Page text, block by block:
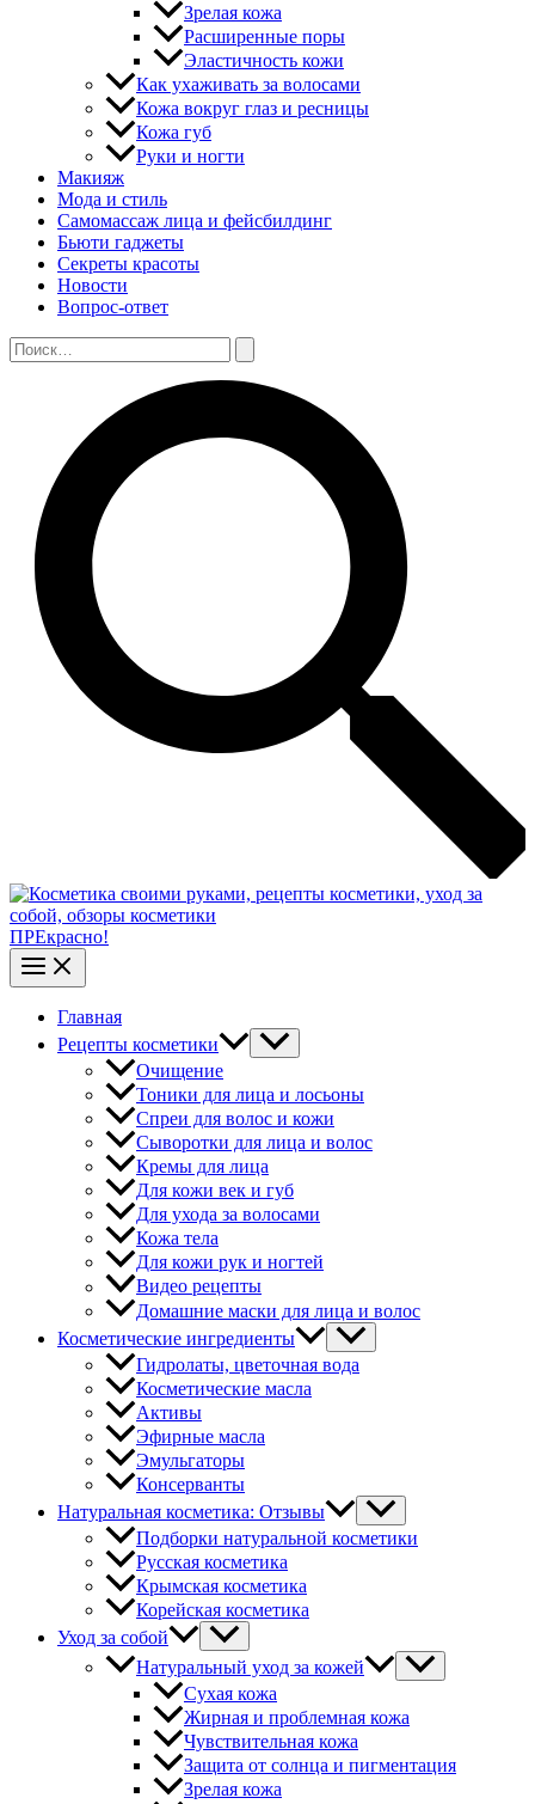
Зрелая кожа
Расширенные поры
Эластичность кожи
Как ухаживать за волосами
Кожа вокруг глаз и ресницы
Кожа губ
Руки и ногти
Макияж
Мода и стиль
Самомассаж лица и фейсбилдинг
Бьюти гаджеты
Секреты красоты
Новости
Вопрос-ответ
Поиск:
ПРЕкрасно!
Главная
Рецепты косметики
Очищение
Тоники для лица и лосьоны
Спреи для волос и кожи
Сыворотки для лица и волос
Кремы для лица
Для кожи век и губ
Для ухода за волосами
Кожа тела
Для кожи рук и ногтей
Видео рецепты
Домашние маски для лица и волос
Косметические ингредиенты
Гидролаты, цветочная вода
Косметические масла
Активы
Эфирные масла
Эмульгаторы
Консерванты
Натуральная косметика: Отзывы
Подборки натуральной косметики
Русская косметика
Крымская косметика
Корейская косметика
Уход за собой
Натуральный уход за кожей
Сухая кожа
Жирная и проблемная кожа
Чувствительная кожа
Защита от солнца и пигментация
Зрелая кожа